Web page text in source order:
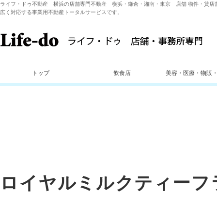
ライフ・ドゥ不動産 横浜の店舗専門不動産 横浜・鎌倉・湘南・東京 店舗 物件・貸店
広く対応する事業用不動産トータルサービスです。
トップ 飲食店 美容・医療・物販
ロイヤルミルクティーフ